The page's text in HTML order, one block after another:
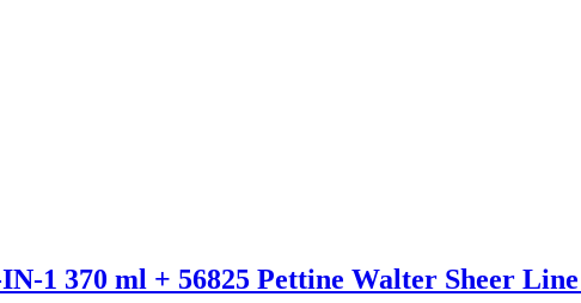
1 370 ml + 56825 Pettine Walter Sheer